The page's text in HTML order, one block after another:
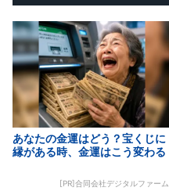
あなたの金運はどう？宝くじに
縁がある時、金運はこう変わる
[PR]合同会社デジタルファーム